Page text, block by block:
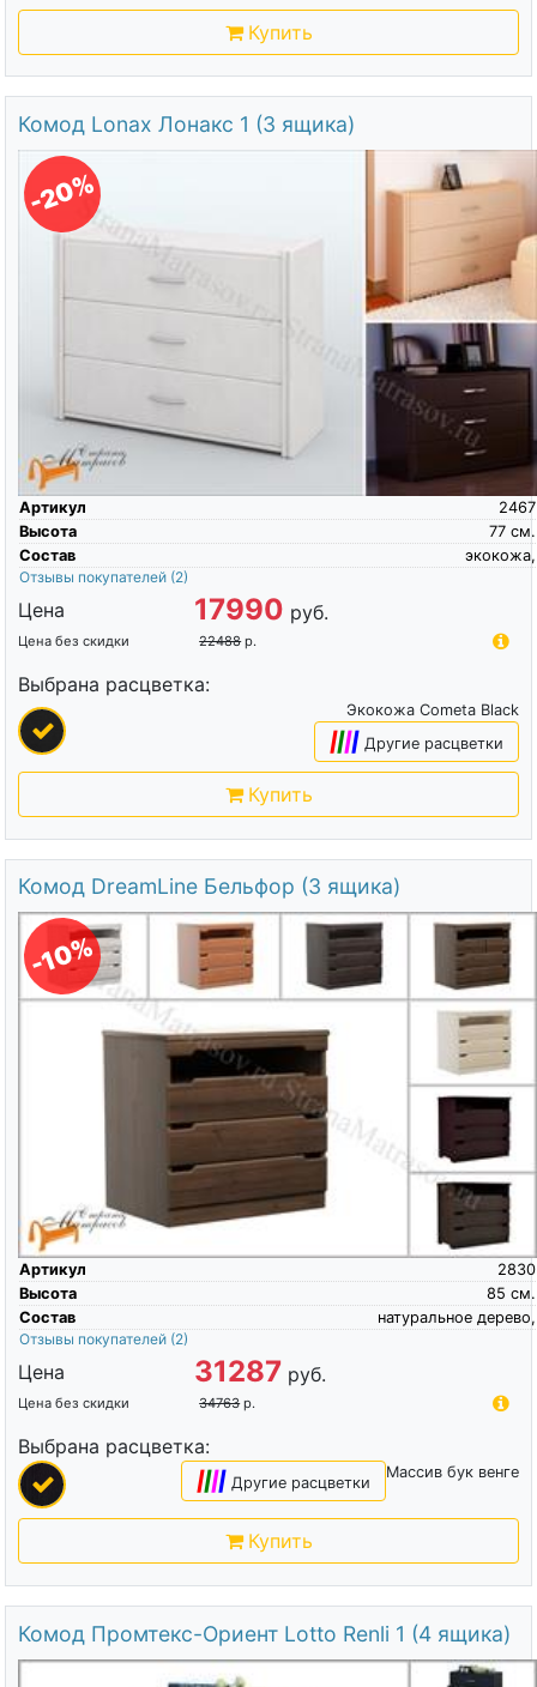
Купить
Комод Lonax Лонакс 1 (3 ящика)
-20%
Артикул
2467
Высота
см.
77
Состав
экокожа,
Отзывы покупателей (2)
Цена 17990 руб.
Цена без скидки 22488 р.
Выбрана расцветка:
Экокожа Cometa Black
|||| Другие расцветки
Купить
Комод DreamLine Бельфор (3 ящика)
-10%
Артикул
2830
Высота
см.
85
Состав
натуральное дерево,
Отзывы покупателей (2)
Цена 31287 руб.
Цена без скидки 34763 р.
Выбрана расцветка:
Массив бук венге
|||| Другие расцветки
Купить
Комод Промтекс-Ориент Lotto Renli 1 (4 ящика)